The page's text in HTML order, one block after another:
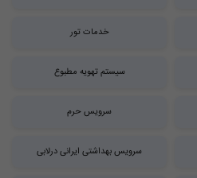
خدمات تور
سیستم تهویه مطبوع
سرویس حرم
سرویس بهداشتی ایرانی درلابی